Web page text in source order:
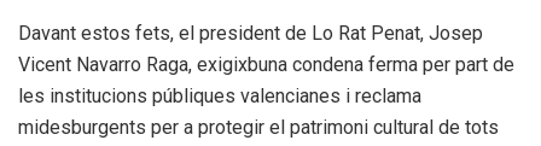
Davant estos fets, el president de Lo Rat Penat, Josep
Vicent Navarro Raga, exigixbuna condena ferma per part de
les institucions públiques valencianes i reclama
midesburgents per a protegir el patrimoni cultural de tots